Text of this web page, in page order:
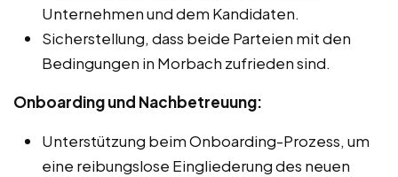
Unternehmen und dem Kandidaten.
Sicherstellung, dass beide Parteien mit den
Bedingungen in Morbach zufrieden sind.
Onboarding und Nachbetreuung:
Unterstützung beim Onboarding-Prozess, um
eine reibungslose Eingliederung des neuen